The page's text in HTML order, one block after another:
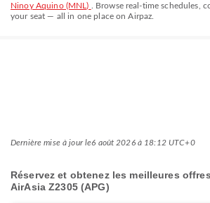
Ninoy Aquino (MNL)
. Browse real-time schedules,
your seat — all in one place on Airpaz.
Dernière mise à jour le6 août 2026 à 18:12 UTC+0
Réservez et obtenez les meilleures
AirAsia Z2305 (APG)